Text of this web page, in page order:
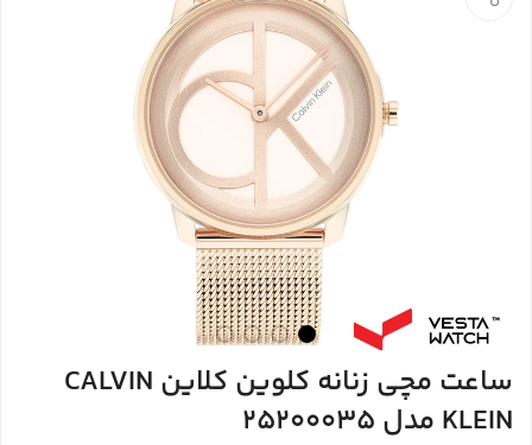
ساعت مچی زنانه کلوین کلاین CALVIN
KLEIN مدل 25200035